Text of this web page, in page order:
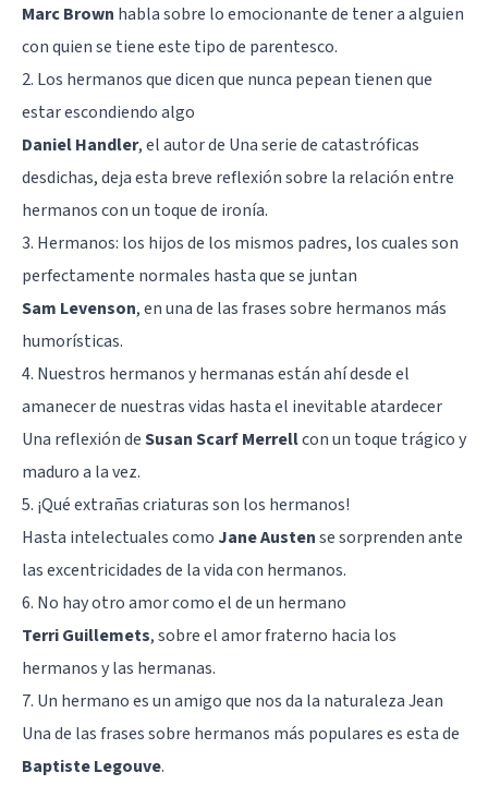
Marc Brown habla sobre lo emocionante de tener a alguien
con quien se tiene este tipo de parentesco.
2. Los hermanos que dicen que nunca pepean tienen que
estar escondiendo algo
Daniel Handler, el autor de Una serie de catastróficas
desdichas, deja esta breve reflexión sobre la relación entre
hermanos con un toque de ironía.
3. Hermanos: los hijos de los mismos padres, los cuales son
perfectamente normales hasta que se juntan
Sam Levenson, en una de las frases sobre hermanos más
humorísticas.
4. Nuestros hermanos y hermanas están ahí desde el
amanecer de nuestras vidas hasta el inevitable atardecer
Una reflexión deSusan Scarf Merrellcon un toque trágico y
maduro a la vez.
5. ¡Qué extrañas criaturas son los hermanos!
Hasta intelectuales como Jane Austense sorprenden ante
las excentricidades de la vida con hermanos.
6. No hay otro amor como el de un hermano
Terri Guillemets, sobre el amor fraterno hacia los
hermanos y las hermanas.
7. Un hermano es un amigo que nos da la naturaleza Jean
Una de las frases sobre hermanos más populares es esta de
Baptiste Legouve.